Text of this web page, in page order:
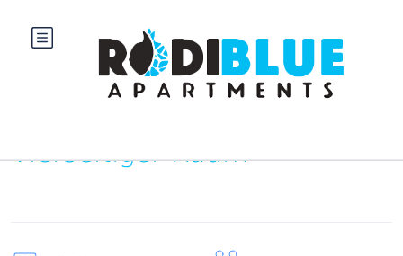
Vierseitiger Raum